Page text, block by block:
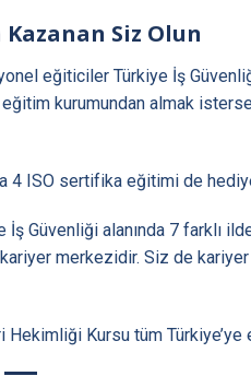
Siz Olun
eğiticiler Türkiye İş
eğitim kurumundan almak
4 ISO sertifika eğitimi de
Güvenliği alanında 7 farklı
merkezidir. Siz de
Kursu tüm